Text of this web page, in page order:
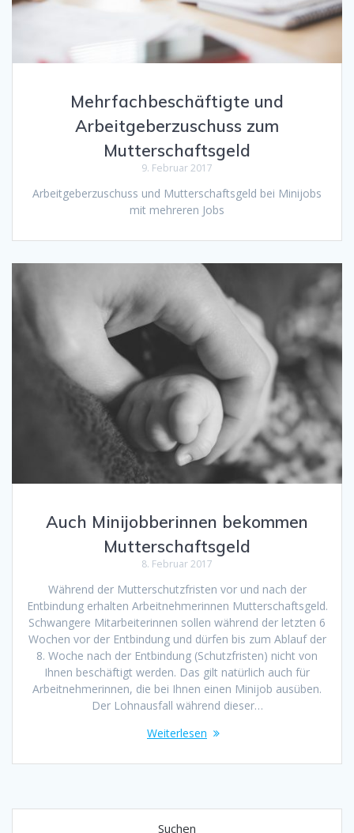
Mehrfachbeschäftigte und
Arbeitgeberzuschuss zum
Mutterschaftsgeld
9. Februar 2017
Arbeitgeberzuschuss und Mutterschaftsgeld bei Minijobs
mit mehreren Jobs
Auch Minijobberinnen bekommen
Mutterschaftsgeld
8. Februar 2017
Während der Mutterschutzfristen vor und nach der
Entbindung erhalten Arbeitnehmerinnen Mutterschaftsgeld.
Schwangere Mitarbeiterinnen sollen während der letzten 6
Wochen vor der Entbindung und dürfen bis zum Ablauf der
8. Woche nach der Entbindung (Schutzfristen) nicht von
Ihnen beschäftigt werden. Das gilt natürlich auch für
Arbeitnehmerinnen, die bei Ihnen einen Minijob ausüben.
Der Lohnausfall während dieser…
Weiterlesen
Suchen